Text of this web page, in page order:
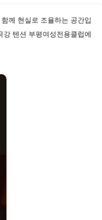
께 현실로 조율하는 공간입
텐션 부평여성전용클럽에